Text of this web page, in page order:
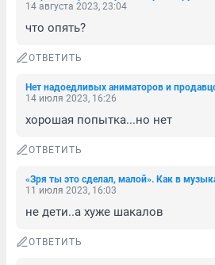
14 августа 2023, 23:04
что опять?
ОТВЕТИТЬ
14 июля 2023, 16:26
хорошая попытка...но нет
ОТВЕТИТЬ
11 июля 2023, 16:03
не дети..а хуже шакалов
ОТВЕТИТЬ